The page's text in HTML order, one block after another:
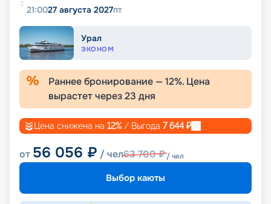
21:0027 августа 2027пт
Урал
ЭКОНОМ
Раннее бронирование —12%. Цена
вырастет через23 дня
Цена снижена на 12% / Выгода 7 644 ₽
от 56 056 ₽ / чел63 700₽/ чел
Выбор каюты